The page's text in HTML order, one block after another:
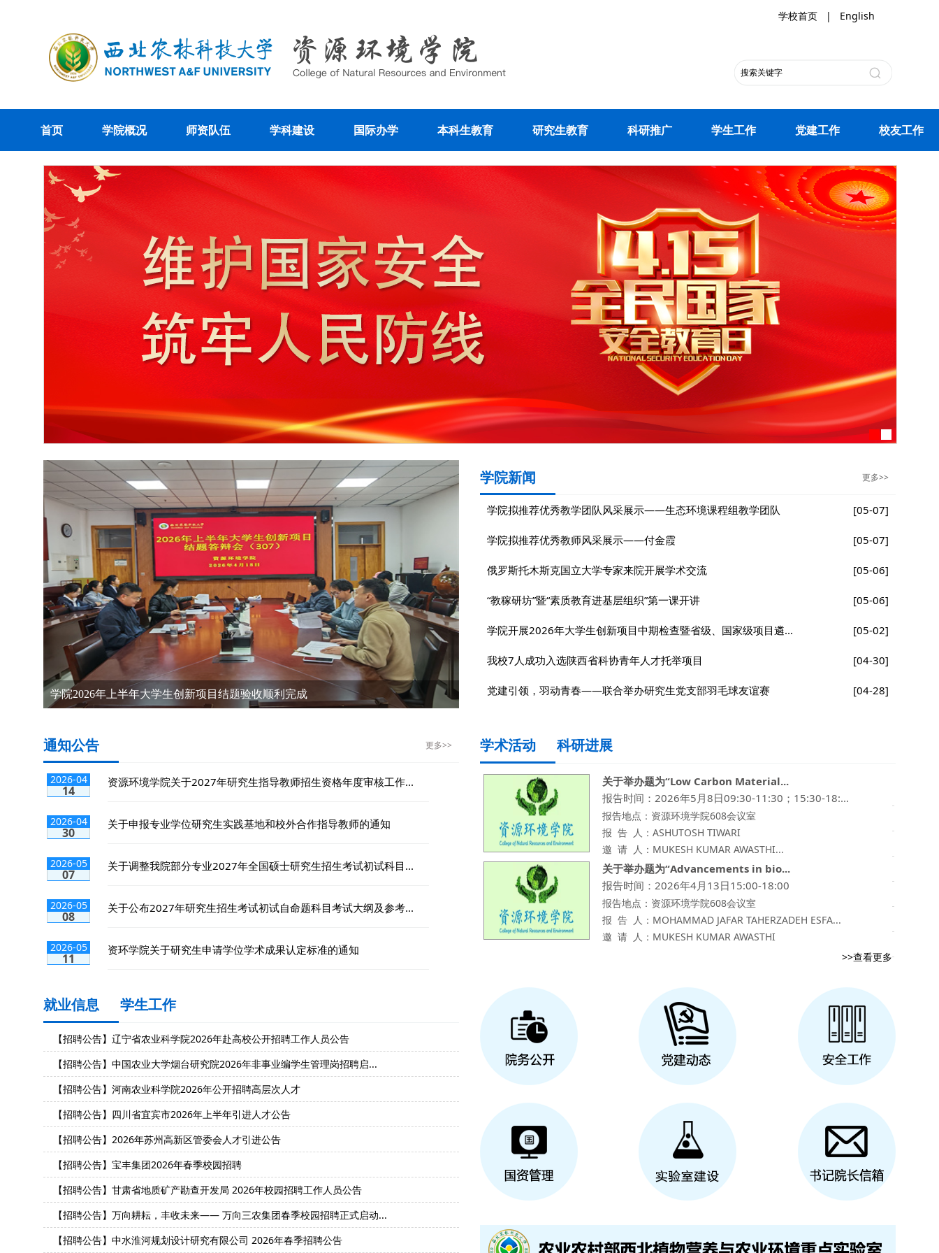
学校首页 | English
首页 学院概况 师资队伍 学科建设 国际办学 本科生教育 研究生教育 科研推广 学生工作 党建工作 校友工作
毛晖教授课题组揭示铁基纳米材料促进水稻生长并降低稻米砷积累的新机制
更多>>
学院新闻
[05-07]
学院拟推荐优秀教学团队风采展示——生态环境课程组教学团队
[05-07]
学院拟推荐优秀教师风采展示——付金霞
[05-06]
俄罗斯托木斯克国立大学专家来院开展学术交流
[05-06]
“教稼研坊”暨“素质教育进基层组织”第一课开讲
[05-02]
学院开展2026年大学生创新项目中期检查暨省级、国家级项目遴...
[04-30]
我校7人成功入选陕西省科协青年人才托举项目
[04-28]
党建引领，羽动青春——联合举办研究生党支部羽毛球友谊赛
更多>>
通知公告
2026-04
14
资源环境学院关于2027年研究生指导教师招生资格年度审核工作...
2026-04
30
关于申报专业学位研究生实践基地和校外合作指导教师的通知
2026-05
07
关于调整我院部分专业2027年全国硕士研究生招生考试初试科目...
2026-05
08
关于公布2027年研究生招生考试初试自命题科目考试大纲及参考...
2026-05
11
资环学院关于研究生申请学位学术成果认定标准的通知
学术活动 科研进展
关于举办题为“Low Carbon Material...
报告时间：2026年5月8日09:30-11:30；15:30-18:...
报告地点：资源环境学院608会议室
报 告 人：ASHUTOSH TIWARI
邀 请 人：MUKESH KUMAR AWASTHI...
关于举办题为“Advancements in bio...
报告时间：2026年4月13日15:00-18:00
报告地点：资源环境学院608会议室
报 告 人：MOHAMMAD JAFAR TAHERZADEH ESFA...
邀 请 人：MUKESH KUMAR AWASTHI
>>查看更多
就业信息 学生工作
【招聘公告】辽宁省农业科学院2026年赴高校公开招聘工作人员公告
【招聘公告】中国农业大学烟台研究院2026年非事业编学生管理岗招聘启...
【招聘公告】河南农业科学院2026年公开招聘高层次人才
【招聘公告】四川省宜宾市2026年上半年引进人才公告
【招聘公告】2026年苏州高新区管委会人才引进公告
【招聘公告】宝丰集团2026年春季校园招聘
【招聘公告】甘肃省地质矿产勘查开发局 2026年校园招聘工作人员公告
【招聘公告】万向耕耘，丰收未来—— 万向三农集团春季校园招聘正式启动...
【招聘公告】中水淮河规划设计研究有限公司 2026年春季招聘公告
【地科师生党支部】举办“春日定格，逐光而行”春日摄影征集主题党日活动
【研究生会】光影定格杨马瞬间：成功举办主题照片征集活动
【研究生会】开展4月政治理论学习
【研究生会】开展3月政治理论学习
开展“党团研途：清明忆英贤”主题摄影活动
开展“党团研途：踏青寻春色”主题党日活动
【旱地土壤培肥与高效施肥科研创新团队党支部】“新篇共绘・元景同辞”2...
双创赛事全解析·赋能成长新赛道——主题宣讲活动顺利举办